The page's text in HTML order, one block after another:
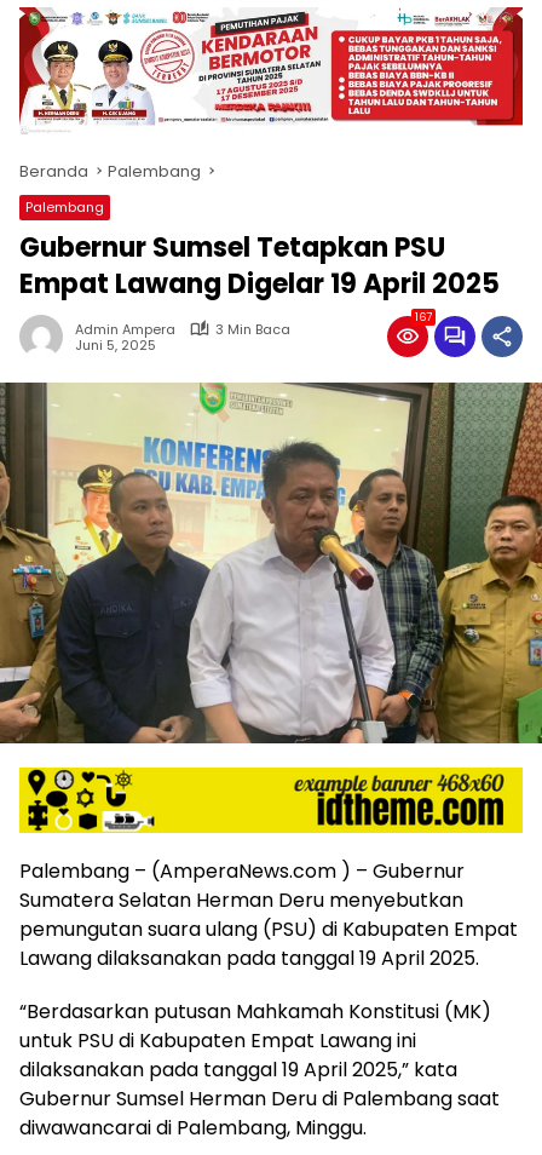
produk
antara
lain
mampu
menjadi
komunikasi
usaha
(beriklan),
fokus
pada
pemberitaan
nasional
maupun
international,
bernuansa
dinamis,
memiliki
kisaran
harga
iklan
yang
relatif
lebih
murah
dari
Koran
media
siber
lainnya,
desain
dan
media
siber
eksklusif,
bergaya
trendi,
mengandung
unsur
edukasi,
Beranda Palembang
Palembang
Gubernur Sumsel Tetapkan PSU
Empat Lawang Digelar 19 April 2025
Admin Ampera
3 Min Baca
Juni 5, 2025
167
Palembang – (AmperaNews.com ) – Gubernur
Sumatera Selatan Herman Deru menyebutkan
pemungutan suara ulang (PSU) di Kabupaten Empat
Lawang dilaksanakan pada tanggal 19 April 2025.
“Berdasarkan putusan Mahkamah Konstitusi (MK)
untuk PSU di Kabupaten Empat Lawang ini
dilaksanakan pada tanggal 19 April 2025,” kata
Gubernur Sumsel Herman Deru di Palembang saat
diwawancarai di Palembang, Minggu.